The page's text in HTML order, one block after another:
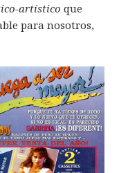
artístico que
para nosotros,